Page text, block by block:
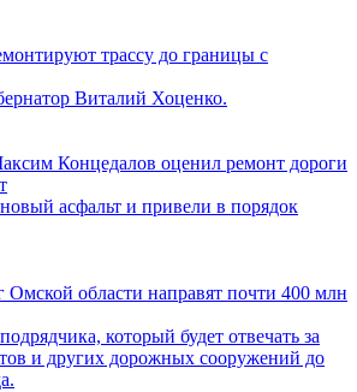
трассу до границы с
Виталий Хоценко.
Концедалов оценил ремонт дороги
асфальт и привели в порядок
Омской области направят почти 400 млн
который будет отвечать за
и других дорожных сооружений до